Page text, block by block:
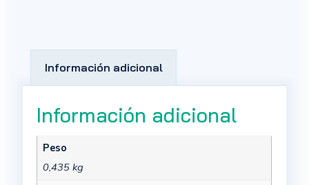
Información adicional
Información adicional
Peso
0,435 kg